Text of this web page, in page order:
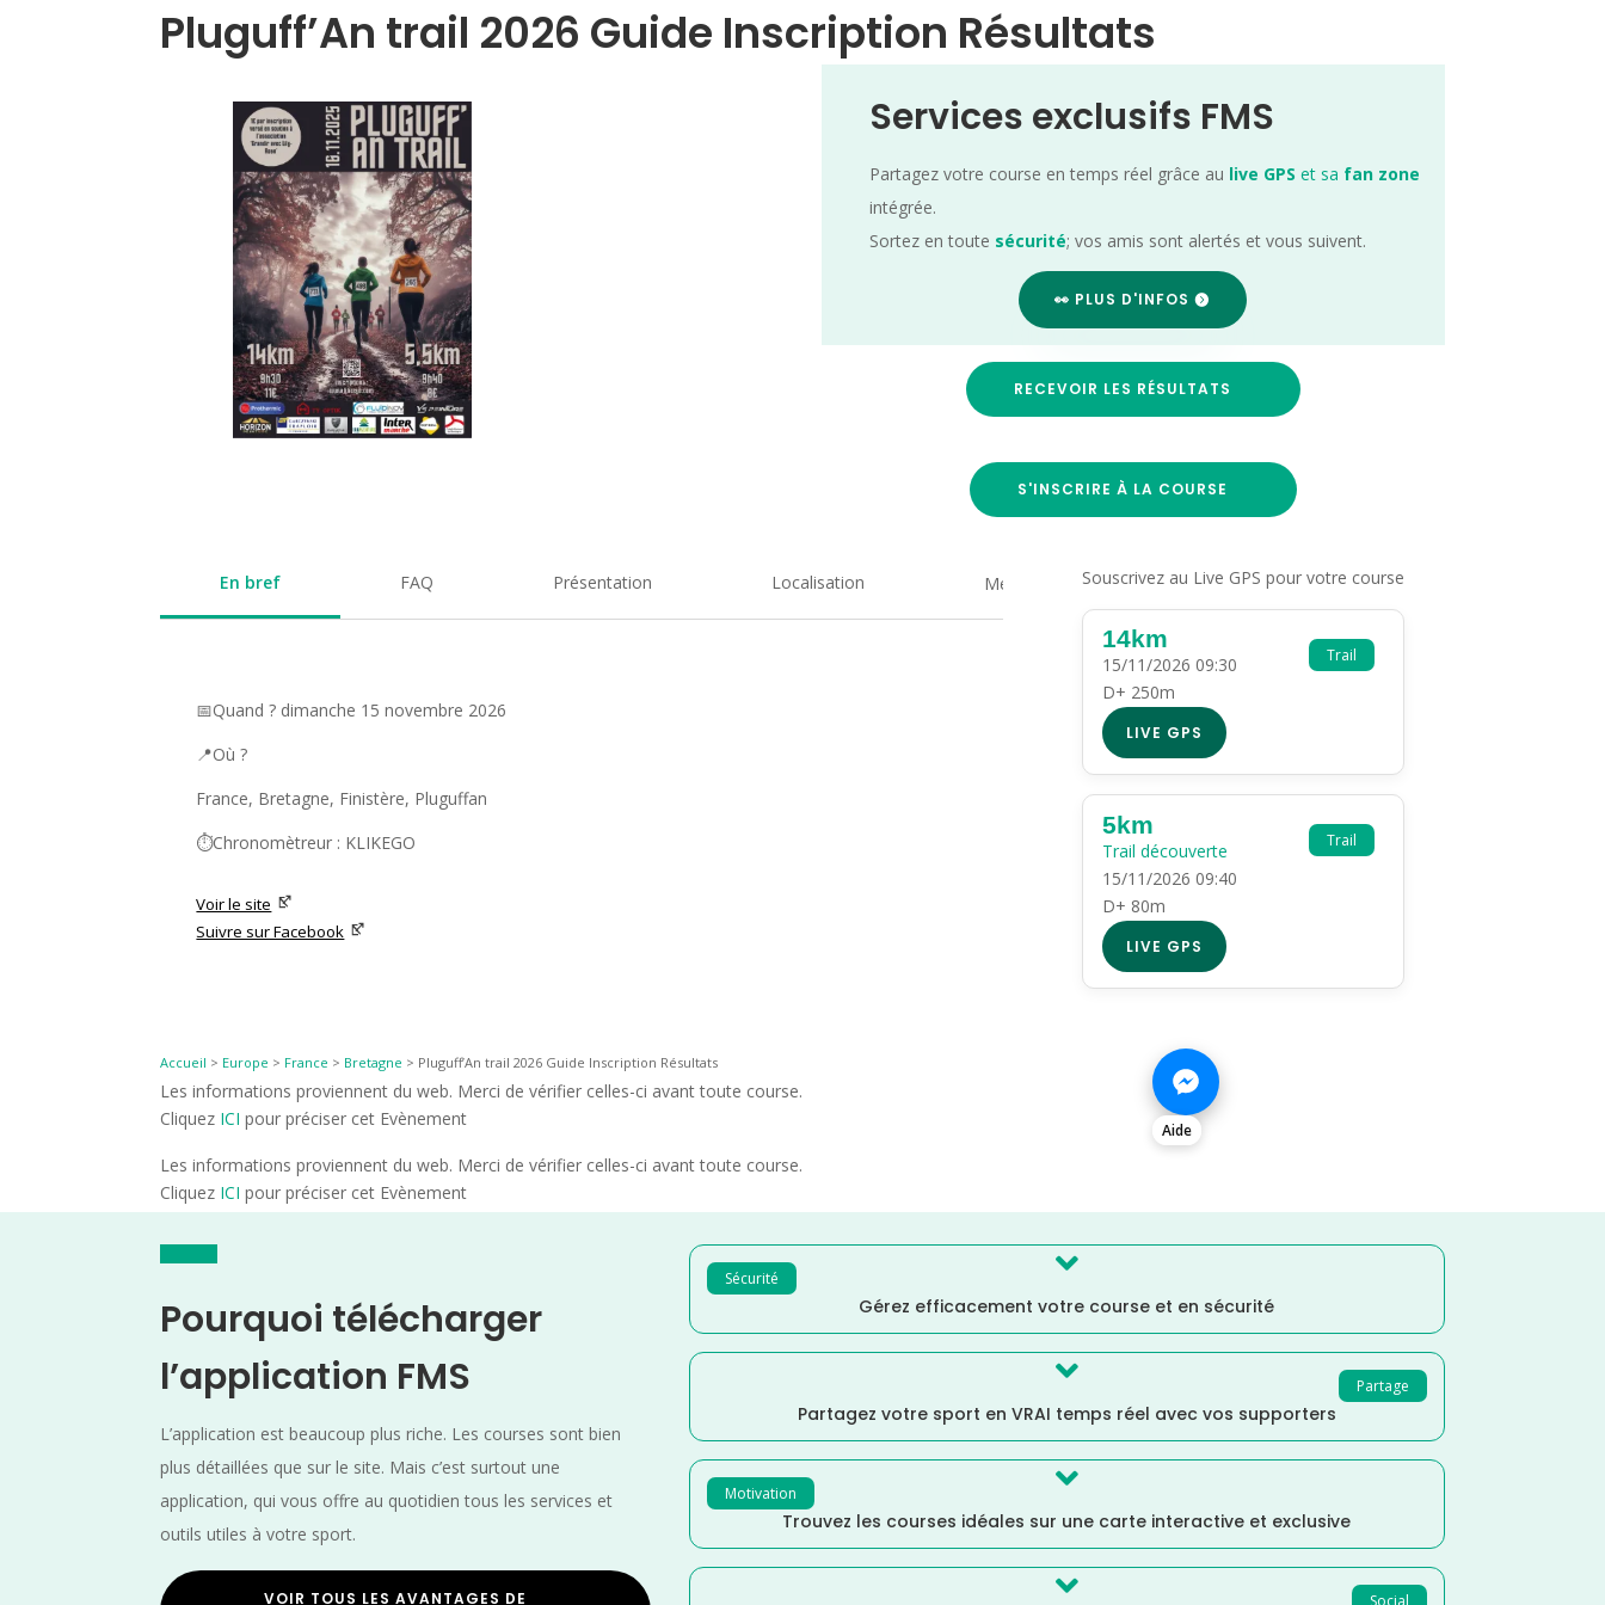
Pluguff’An trail 2026 Guide Inscription Résultats
Services exclusifs FMS
Partagez votre course en temps réel grâce au live GPS et sa fan zone
intégrée.
Sortez en toute sécurité; vos amis sont alertés et vous suivent.
👀 PLUS D'INFOS
RECEVOIR LES RÉSULTATS
S'INSCRIRE À LA COURSE
En bref FAQ Présentation Localisation Medias
📅Quand ? dimanche 15 novembre 2026
📍Où ?
France, Bretagne, Finistère, Pluguffan
⏱️Chronomètreur : KLIKEGO
Voir le site
Suivre sur Facebook
Souscrivez au Live GPS pour votre course
Trail
14km
15/11/2026 09:30
D+ 250m
LIVE GPS
Trail
5km
Trail découverte
15/11/2026 09:40
D+ 80m
LIVE GPS
Accueil > Europe > France > Bretagne > Pluguff’An trail 2026 Guide Inscription Résultats
Les informations proviennent du web. Merci de vérifier celles-ci avant toute course.
Cliquez ICI pour préciser cet Evènement
Les informations proviennent du web. Merci de vérifier celles-ci avant toute course.
Cliquez ICI pour préciser cet Evènement
Aide
Pourquoi télécharger
l’application FMS
L’application est beaucoup plus riche. Les courses sont bien
plus détaillées que sur le site. Mais c’est surtout une
application, qui vous offre au quotidien tous les services et
outils utiles à votre sport.
VOIR TOUS LES AVANTAGES DE
Sécurité 
Gérez efficacement votre course et en sécurité
Partage

Partagez votre sport en VRAI temps réel avec vos supporters
Motivation 
Trouvez les courses idéales sur une carte interactive et exclusive
Social
